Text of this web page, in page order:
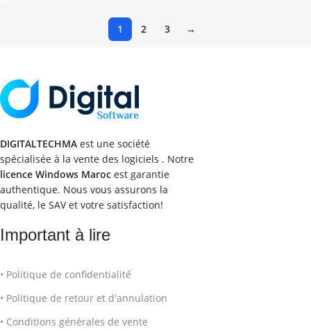
1 2 3 →
DIGITALTECHMA est une société
spécialisée à la vente des logiciels . Notre
licence Windows Maroc est garantie
authentique. Nous vous assurons la
qualité, le SAV et votre satisfaction!
Important à lire
• Politique de confidentialité
• Politique de retour et d'annulation
• Conditions générales de vente